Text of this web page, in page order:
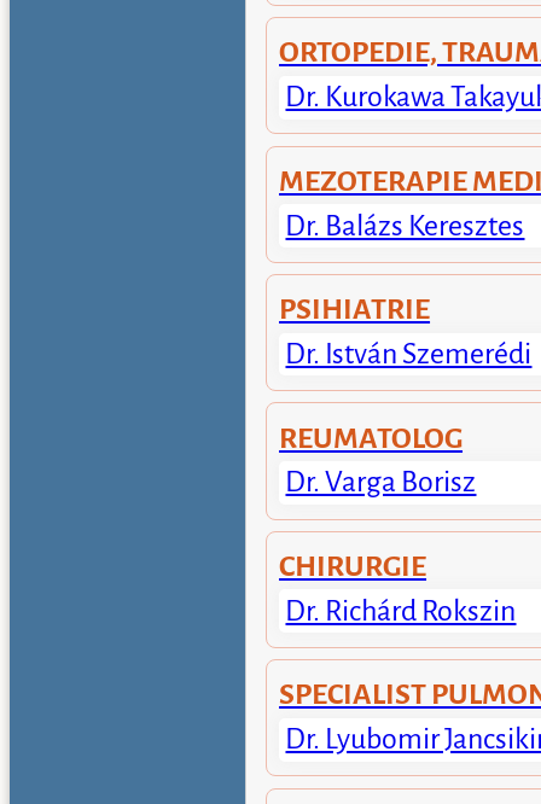
ORTOPEDIE,
Dr. Kurokawa
MEZOTERAPIE
Dr. Balázs Keresztes
PSIHIATRIE
Dr. István Szemerédi
REUMATOLOG
Dr. Varga Borisz
CHIRURGIE
Dr. Richárd Rokszin
SPECIALIST
Dr. Lyubomir